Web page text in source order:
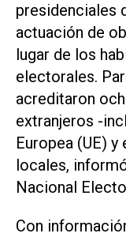
presidenciales
actuación de
lugar de los
electorales.
acreditaron
extranjeros -
Europea (UE)
locales,
Nacional
Con